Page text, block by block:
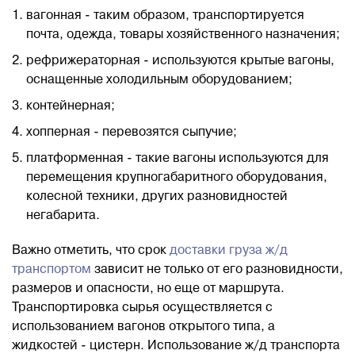
вагонная - таким образом, транспортируется
почта, одежда, товары хозяйственного назначения;
рефрижераторная - используются крытые вагоны,
оснащенные холодильным оборудованием;
контейнерная;
хопперная - перевозятся сыпучие;
платформенная - такие вагоны используются для
перемещения крупногабаритного оборудования,
колесной техники, других разновидностей
негабарита.
Важно отметить, что срок доставки груза ж/д
транспортом зависит не только от его разновидности,
размеров и опасности, но еще от маршрута.
Транспортировка сырья осуществляется с
использованием вагонов открытого типа, а
жидкостей - цистерн. Использование ж/д транспорта